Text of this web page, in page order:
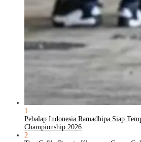
1
Pebalap Indonesia Ramadhipa Siap
Championship 2026
2